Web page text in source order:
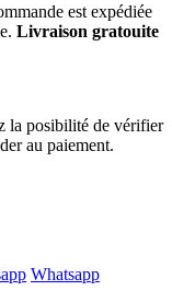
est expédiée
Livraison gratouite
la posibilité de vérifier
au paiement.
Whatsapp